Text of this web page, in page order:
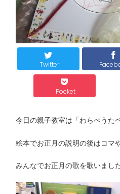
Twitter
Pocket
今日の親子教室は「わらべうた
絵本でお正月の説明の後はコマ
みんなでお正月の歌を歌いまし